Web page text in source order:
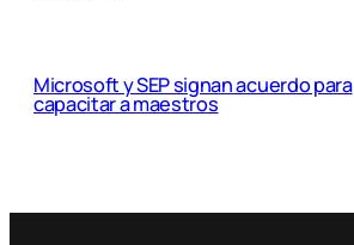
Microsoft y SEP signan acuerdo para
capacitar a maestros